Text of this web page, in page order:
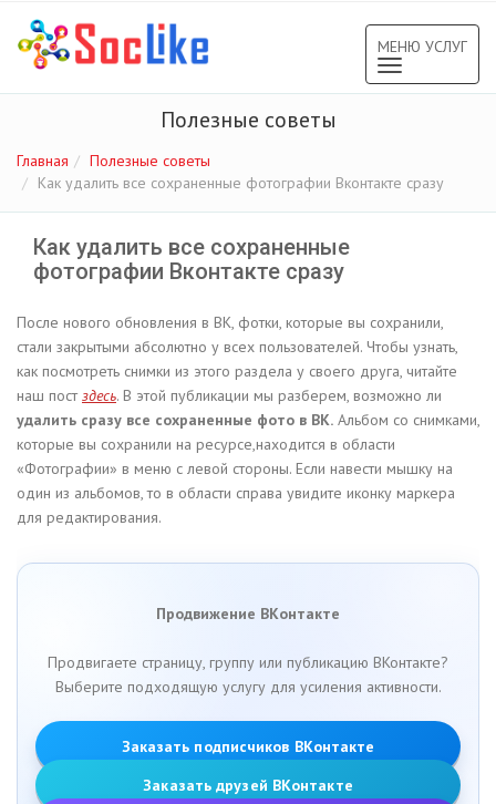
МЕНЮ УСЛУГ
navigation
Полезные советы
Главная
Полезные советы
Как удалить все сохраненные фотографии Вконтакте сразу
Как удалить все сохраненные
фотографии Вконтакте сразу
После нового обновления в ВК, фотки, которые вы сохранили,
стали закрытыми абсолютно у всех пользователей. Чтобы узнать,
как посмотреть снимки из этого раздела у своего друга, читайте
наш постздесь. В этой публикации мы разберем, возможно ли
удалить сразу все сохраненные фото в ВК. Альбом со снимками,
которые вы сохранили на ресурсе,находится в области
«Фотографии» в меню с левой стороны. Если навести мышку на
один из альбомов, то в области справа увидите иконку маркера
для редактирования.
Продвижение ВКонтакте
Продвигаете страницу, группу или публикацию ВКонтакте?
Выберите подходящую услугу для усиления активности.
Заказать подписчиков ВКонтакте
Заказать друзей ВКонтакте